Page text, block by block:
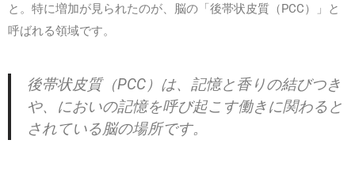
と。特に増加が見られたのが、脳の「後帯状皮質（PCC）」と
呼ばれる領域です。
後帯状皮質（PCC）は、記憶と香りの結びつき
や、においの記憶を呼び起こす働きに関わると
されている脳の場所です。